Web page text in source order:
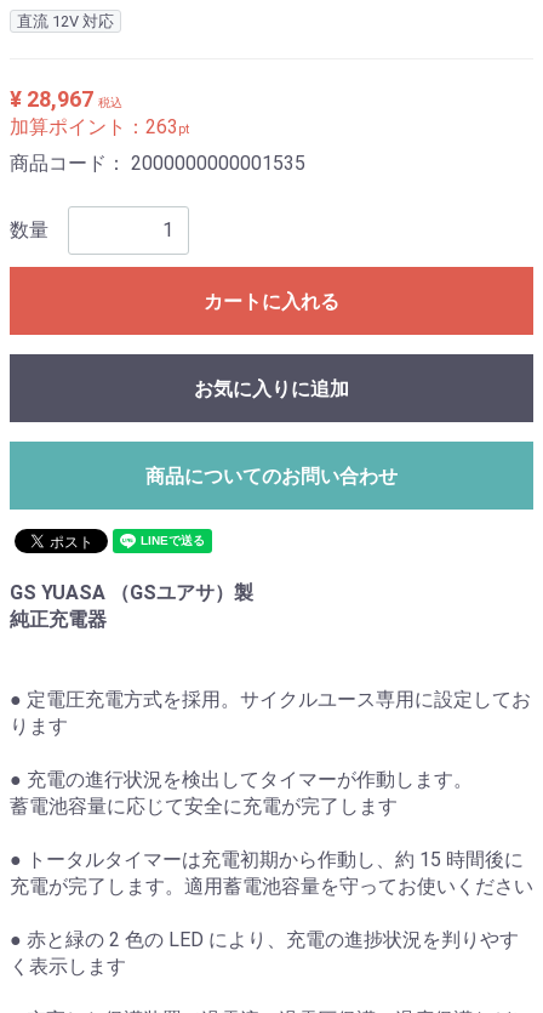
直流 12V 対応
¥ 28,967 税込
加算ポイント： 263 pt
商品コード： 2000000000001535
数量
カートに入れる
お気に入りに追加
商品についてのお問い合わせ
GS YUASA （GSユアサ）製
純正充電器
● 定電圧充電方式を採用。サイクルユース専用に設定してお
ります
● 充電の進行状況を検出してタイマーが作動します。
蓄電池容量に応じて安全に充電が完了します
● トータルタイマーは充電初期から作動し、約 15 時間後に
充電が完了します。適用蓄電池容量を守ってお使いください
● 赤と緑の 2 色の LED により、充電の進捗状況を判りやす
く表示します